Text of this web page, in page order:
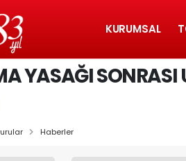
KURUMSAL
YASAĞI SONRASI
Haberler